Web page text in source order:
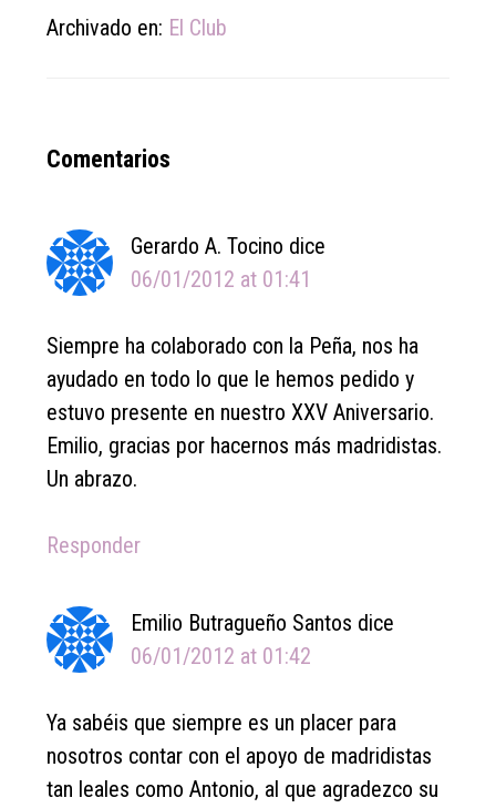
Archivado en: El Club
Reader
Comentarios
Gerardo A. Tocino dice
06/01/2012 at 01:41
Siempre ha colaborado con la Peña, nos ha
ayudado en todo lo que le hemos pedido y
estuvo presente en nuestro XXV Aniversario.
Emilio, gracias por hacernos más madridistas.
Un abrazo.
Responder
Emilio Butragueño Santos dice
06/01/2012 at 01:42
Ya sabéis que siempre es un placer para
nosotros contar con el apoyo de madridistas
tan leales como Antonio, al que agradezco su